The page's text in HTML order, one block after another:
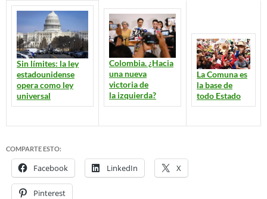
Sin límites: la ley
estadounidense
opera como ley
universal
Colombia. ¿Hacia
una nueva
victoria de
la izquierda?
La Comuna es
la base de
todo Estado
COMPARTE ESTO:
Facebook LinkedIn X
Pinterest